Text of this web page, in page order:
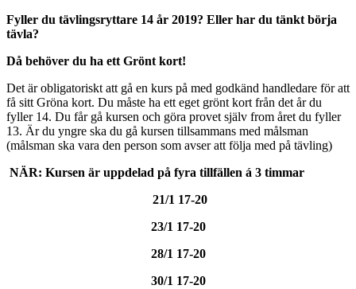
Fyller du tävlingsryttare 14 år 2019? Eller har du tänkt börja
tävla?
Då behöver du ha ett Grönt kort!
Det är obligatoriskt att gå en kurs på med godkänd handledare för att
få sitt Gröna kort. Du måste ha ett eget grönt kort från det år du
fyller 14. Du får gå kursen och göra provet själv from året du fyller
13. Är du yngre ska du gå kursen tillsammans med målsman
(målsman ska vara den person som avser att följa med på tävling)
NÄR: Kursen är uppdelad på fyra tillfällen á 3 timmar
21/1 17-20
23/1 17-20
28/1 17-20
30/1 17-20